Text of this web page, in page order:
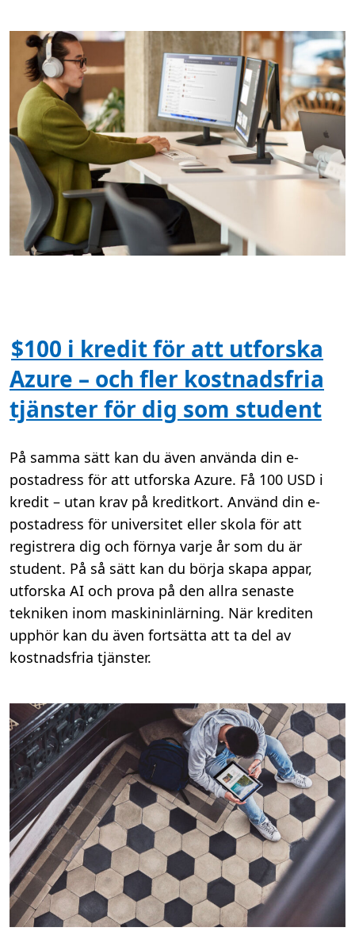
$100 i kredit för att utforska
Azure – och fler kostnadsfria
tjänster för dig som student
På samma sätt kan du även använda din e-
postadress för att utforska Azure. Få 100 USD i
kredit – utan krav på kreditkort. Använd din e-
postadress för universitet eller skola för att
registrera dig och förnya varje år som du är
student. På så sätt kan du börja skapa appar,
utforska AI och prova på den allra senaste
tekniken inom maskininlärning. När krediten
upphör kan du även fortsätta att ta del av
kostnadsfria tjänster.